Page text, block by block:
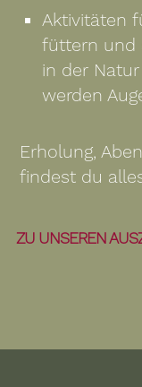
Aktivitäten
füttern und
in der
werden
Erholung,
findest du
ZU UNSEREN